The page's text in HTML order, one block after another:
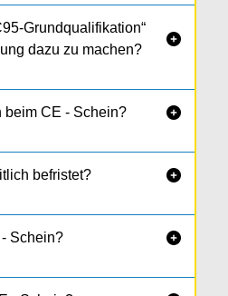
darfst du nur LKWs bis
Kombinierst du die
Grundqualifikation“
dazu zu machen?

beim CE - Schein? 
befristet? 
Schein? 